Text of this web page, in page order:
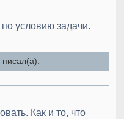
по условию задачи.
писал(а):
Как и то, что